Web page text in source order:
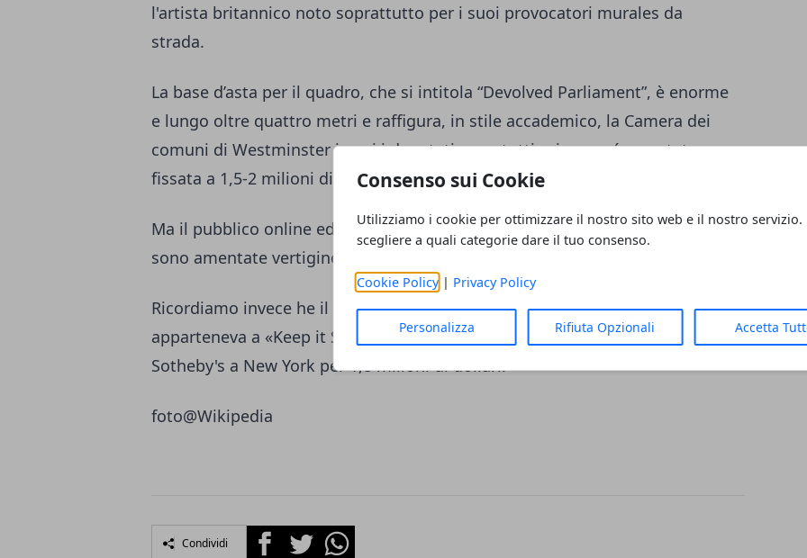
Consenso sui Cookie
Utilizziamo i cookie per ottimizzare il nostro sito web e il nostro servizio.
scegliere a quali categorie dare il tuo consenso.
Cookie Policy| Privacy Policy
Personalizza Rifiuta Opzionali Accetta
l'artista britannico noto soprattutto per i suoi provocatori murales da
strada.
La base d’asta per il quadro, che si intitola “Devolved Parliament”, è enorme
e lungo oltre quattro metri e raffigura, in stile accademico, la Camera dei
comuni di Westminster in cui i deputati sono tutti scimpanzé, era stata
fissata a 1,5-2 milioni di sterline al massimo.
Ma il pubblico online ed in sala è rimasto tanto incantato che le puntate
sono amentate vertiginosamente, come la cifra che si è quintuplicata.
Ricordiamo invece he il precedente record per un'opera di Banksy
apparteneva a «Keep it Spotless», che nel 2008 andò all'incanto per
Sotheby's a New York per 1,8 milioni di dollari.
foto@Wikipedia
Condividi FacebookTwitterWhatsapp